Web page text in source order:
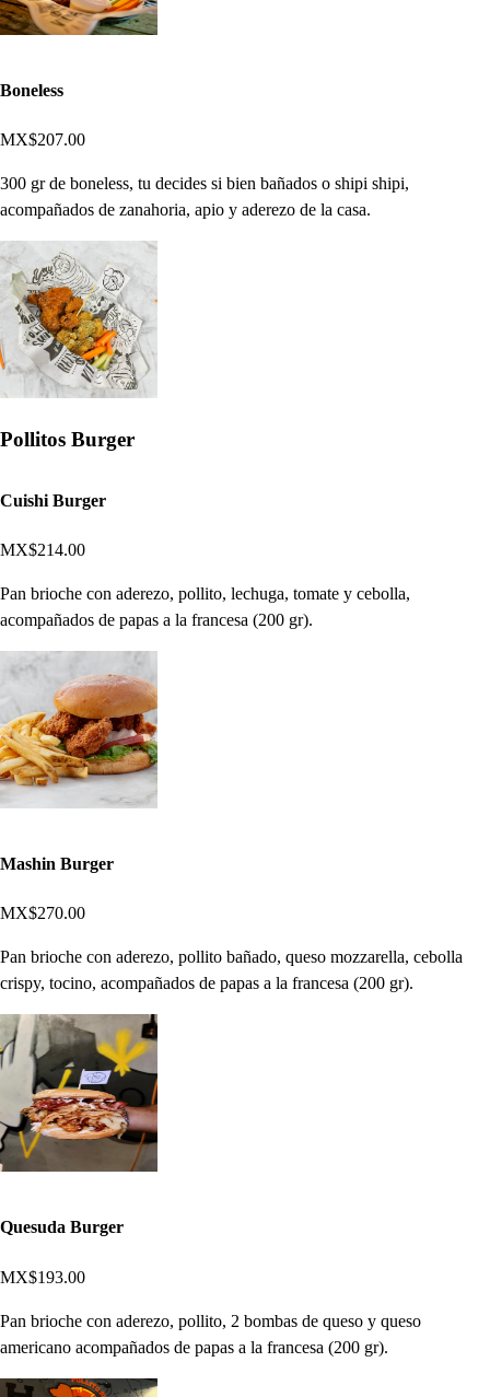
Boneless
MX$207.00
300 gr de boneless, tu decides si bien bañados o shipi shipi,
acompañados de zanahoria, apio y aderezo de la casa.
Pollitos Burger
Cuishi Burger
MX$214.00
Pan brioche con aderezo, pollito, lechuga, tomate y cebolla,
acompañados de papas a la francesa (200 gr).
Mashin Burger
MX$270.00
Pan brioche con aderezo, pollito bañado, queso mozzarella, cebolla
crispy, tocino, acompañados de papas a la francesa (200 gr).
Quesuda Burger
MX$193.00
Pan brioche con aderezo, pollito, 2 bombas de queso y queso
americano acompañados de papas a la francesa (200 gr).